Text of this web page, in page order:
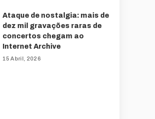
Ataque de nostalgia: mais de
dez mil gravações raras de
concertos chegam ao
Internet Archive
15 Abril, 2026